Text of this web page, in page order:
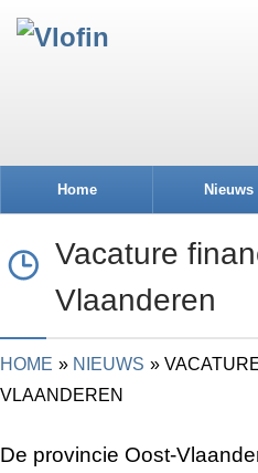
Home Nieuws
Vacature
Vlaanderen
HOME NIEUWS
VLAANDEREN
De provincie Oost-